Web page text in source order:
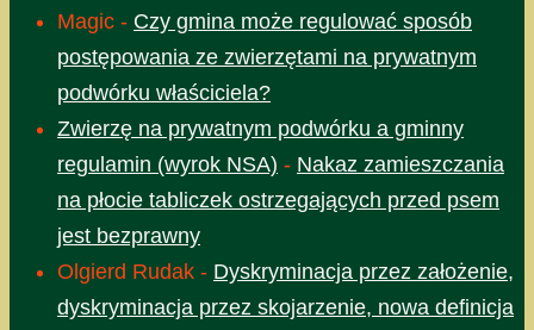
Magic - Czy gmina może regulować sposób
postępowania ze zwierzętami na prywatnym
podwórku właściciela?
Zwierzę na prywatnym podwórku a gminny
regulamin (wyrok NSA) - Nakaz zamieszczania
na płocie tabliczek ostrzegających przed psem
jest bezprawny
Olgierd Rudak - Dyskryminacja przez założenie,
dyskryminacja przez skojarzenie, nowa definicja